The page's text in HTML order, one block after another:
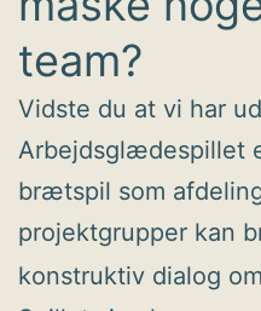
team?
Vidste du at vi har
Arbejdsglædespillet
brætspil som
projektgrupper kan
konstruktiv dialog om